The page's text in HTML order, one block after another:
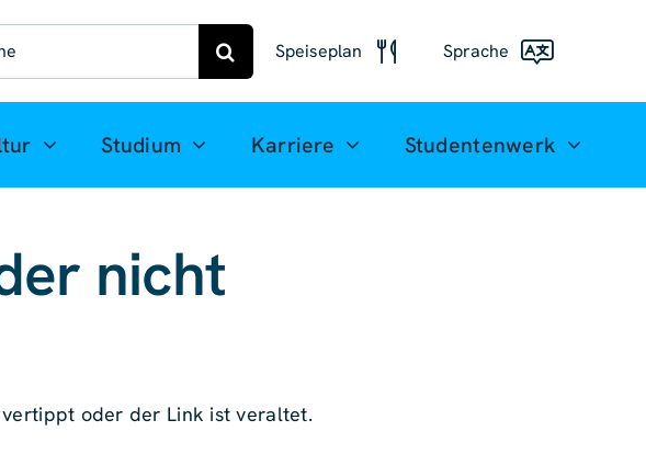
Speiseplan
Speiseplan
Mittweida
Sprache
(UK)
Studium Karriere Studentenwerk
nicht
oder der Link ist veraltet.